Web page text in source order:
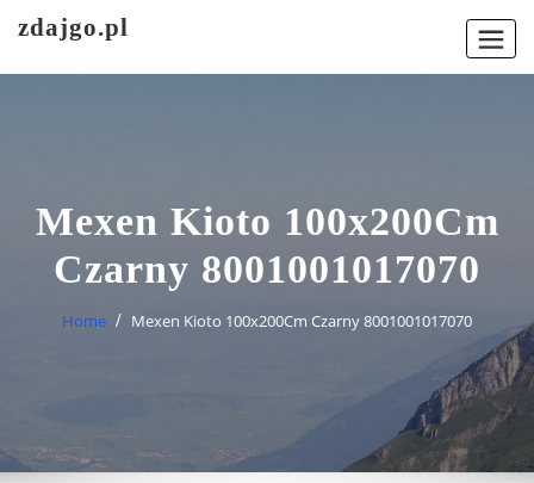
zdajgo.pl
Mexen Kioto 100x200Cm
Czarny 8001001017070
Home Mexen Kioto 100x200Cm Czarny 8001001017070